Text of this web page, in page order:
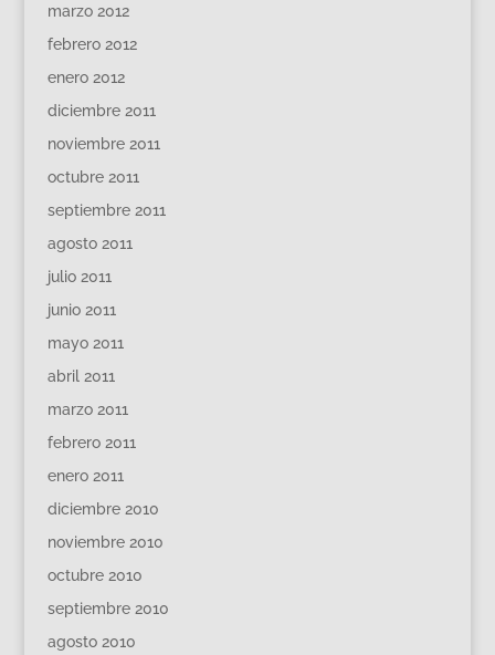
marzo 2012
febrero 2012
enero 2012
diciembre 2011
noviembre 2011
octubre 2011
septiembre 2011
agosto 2011
julio 2011
junio 2011
mayo 2011
abril 2011
marzo 2011
febrero 2011
enero 2011
diciembre 2010
noviembre 2010
octubre 2010
septiembre 2010
agosto 2010